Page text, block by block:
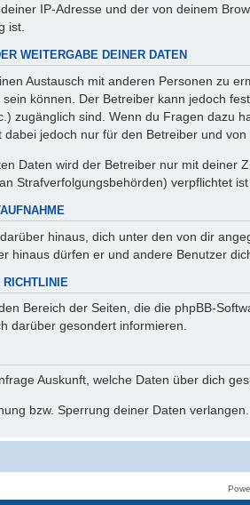
IP-Adresse und der von deinem
ist.
WEITERGABE DEINER DATEN
Austausch mit anderen Personen zu
können. Der Betreiber kann jedoch
zugänglich sind. Wenn du Fragen dazu
jedoch nur für den Betreiber und
Daten wird der Betreiber nur mit deiner
Strafverfolgungsbehörden) verpflichtet
hinaus, dich unter den von dir
hinaus dürfen er und andere Benutzer
RICHTLINIE
Bereich der Seiten, die die phpBB-
darüber gesondert informieren.
Auskunft, welche Daten über dich
bzw. Sperrung deiner Daten